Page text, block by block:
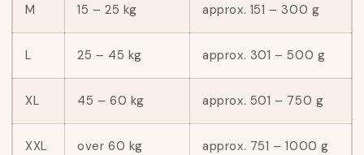
M 15 – 25 kg approx. 151 – 300 g
L 25 – 45 kg approx. 301 – 500 g
XL 45 – 60 kg approx. 501 – 750 g
XXL over 60 kg approx. 751 – 1000 g